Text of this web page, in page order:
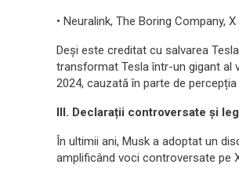
• Neuralink, The Boring Company,
Deși este creditat cu salvarea
transformat Tesla într-un gigant al
2024, cauzată în parte de
III. Declarații controversate și
În ultimii ani, Musk a adoptat un
amplificând voci controversate pe